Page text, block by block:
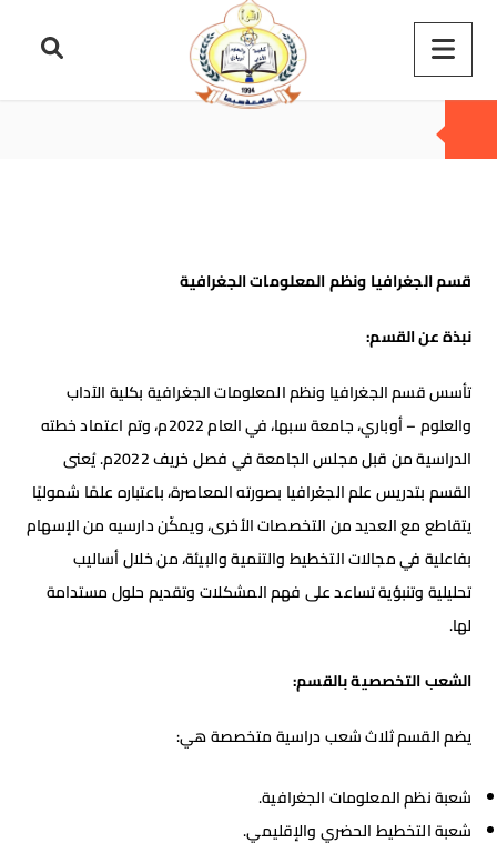
قسم الجغرافيا ونظم المعلومات الجغرافية
نبذة عن القسم:
تأسس قسم الجغرافيا ونظم المعلومات الجغرافية بكلية الآداب
والعلوم – أوباري، جامعة سبها، في العام 2022م، وتم اعتماد خطته
الدراسية من قبل مجلس الجامعة في فصل خريف 2022م. يُعنى
القسم بتدريس علم الجغرافيا بصورته المعاصرة، باعتباره علمًا شموليًا
يتقاطع مع العديد من التخصصات الأخرى، ويمكّن دارسيه من الإسهام
بفاعلية في مجالات التخطيط والتنمية والبيئة، من خلال أساليب
تحليلية وتنبؤية تساعد على فهم المشكلات وتقديم حلول مستدامة
لها.
الشعب التخصصية بالقسم:
يضم القسم ثلاث شعب دراسية متخصصة هي:
شعبة نظم المعلومات الجغرافية.
شعبة التخطيط الحضري والإقليمي.